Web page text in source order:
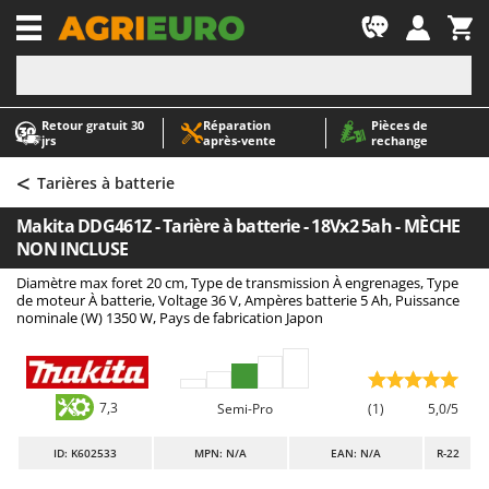
Retour gratuit 30
jrs
Réparation
après‑vente
Pièces de
rechange
-1
A
Abris de jardin
Accessoires pour tracteurs tondeuses autoportés
Aérateurs Scarificateurs pour gazon
Arracheuses de pommes de terre pour tracteur
Aspirateurs - Balais Électriques
Aspirateurs à cendres
Aspirateurs à feuilles sur roues
Aspirateurs de piscine
Aspirateurs Multifonctions
A
AgriEuro Premium
AgriEuro TOP-LINE
AGT
Aima
Airmec
ALA 2000
Alce
< Tarières à batterie
Makita DDG461Z - Tarière à batterie - 18Vx2 5ah - MÈCHE
NON INCLUSE
Diamètre max foret 20 cm, Type de transmission À engrenages, Type
de moteur À batterie, Voltage 36 V, Ampères batterie 5 Ah, Puissance
nominale (W) 1350 W, Pays de fabrication Japon
7,3 Semi-Pro (1) 5,0/5
ID: K602533 MPN: N/A EAN: N/A R-22